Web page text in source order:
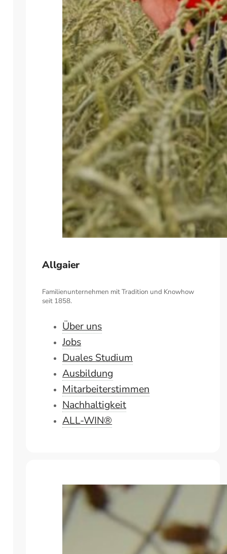
Allgaier
Familienunternehmen mit Tradition und Knowhow
seit 1858.
Über uns
Jobs
Duales Studium
Ausbildung
Mitarbeiterstimmen
Nachhaltigkeit
ALL-WIN®